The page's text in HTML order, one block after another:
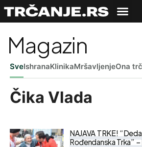
Magazin
SveIshranaKlinikaMršavljenjeOna
Čika Vlada
NAJAVA TRKE!
Rođendanska Trka”